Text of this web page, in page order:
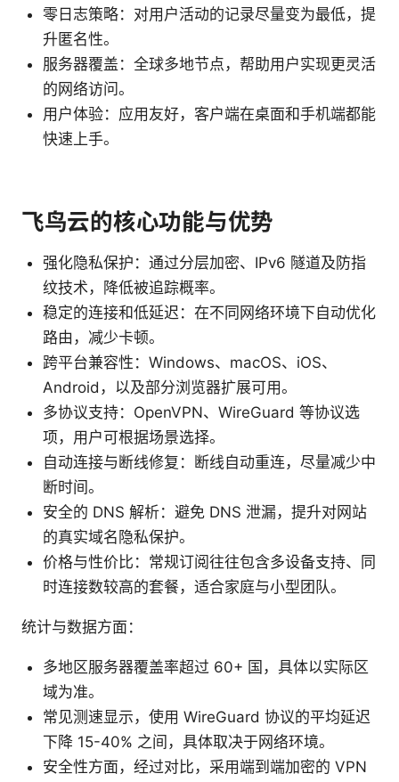
零日志策略：对用户活动的记录尽量变为最低，提
升匿名性。
服务器覆盖：全球多地节点，帮助用户实现更灵活
的网络访问。
用户体验：应用友好，客户端在桌面和手机端都能
快速上手。
飞鸟云的核心功能与优势
强化隐私保护：通过分层加密、IPv6 隧道及防指
纹技术，降低被追踪概率。
稳定的连接和低延迟：在不同网络环境下自动优化
路由，减少卡顿。
跨平台兼容性：Windows、macOS、iOS、
Android，以及部分浏览器扩展可用。
多协议支持：OpenVPN、WireGuard 等协议选
项，用户可根据场景选择。
自动连接与断线修复：断线自动重连，尽量减少中
断时间。
安全的 DNS 解析：避免 DNS 泄漏，提升对网站
的真实域名隐私保护。
价格与性价比：常规订阅往往包含多设备支持、同
时连接数较高的套餐，适合家庭与小型团队。
统计与数据方面：
多地区服务器覆盖率超过 60+ 国，具体以实际区
域为准。
常见测速显示，使用 WireGuard 协议的平均延迟
下降 15-40% 之间，具体取决于网络环境。
安全性方面，经过对比，采用端到端加密的 VPN